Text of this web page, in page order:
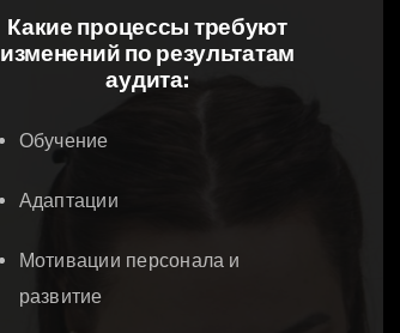
Какие процессы требуют
изменений по результатам
аудита:
Обучение
Адаптации
Мотивации персонала и
развитие